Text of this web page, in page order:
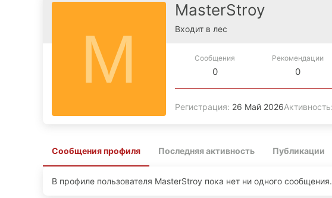
M
MasterStroy
Входит в лес
Сообщения
0
Рекомендации
0
Регистрация 26 Май 2026Активность
Сообщения профиля Последняя активность Публикации
В профиле пользователя MasterStroy пока нет ни одного сообщения.